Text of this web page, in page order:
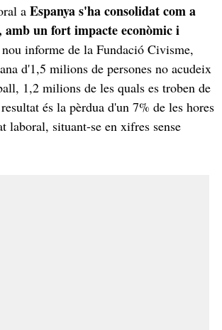
a Espanya s'ha consolidat com a
amb un fort impacte econòmic i
informe de la Fundació Civisme,
d'1,5 milions de persones no acudeix
1,2 milions de les quals es troben de
és la pèrdua d'un 7% de les hores
laboral, situant-se en xifres sense